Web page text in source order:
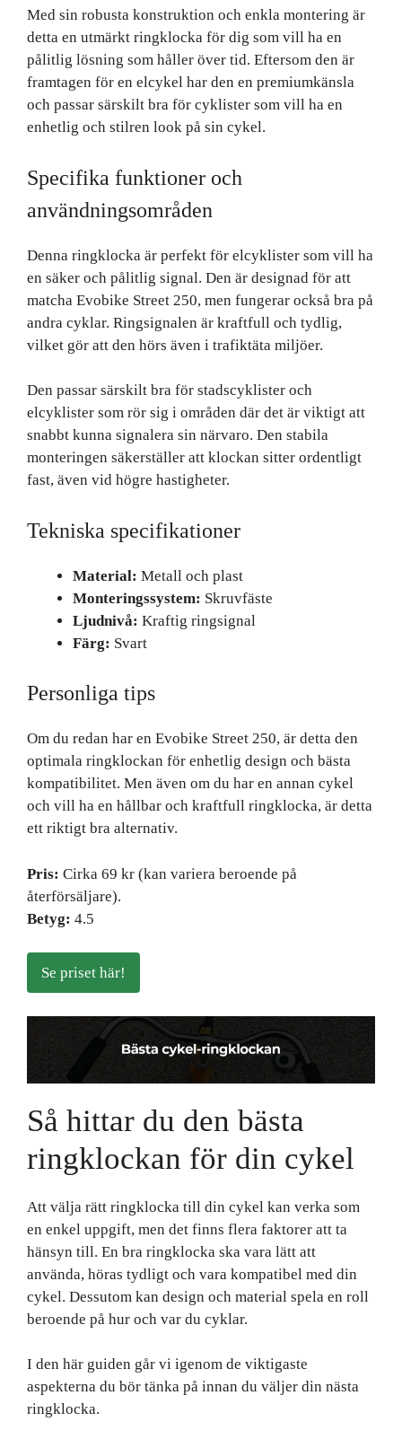
Med sin robusta konstruktion och enkla montering är
detta en utmärkt ringklocka för dig som vill ha en
pålitlig lösning som håller över tid. Eftersom den är
framtagen för en elcykel har den en premiumkänsla
och passar särskilt bra för cyklister som vill ha en
enhetlig och stilren look på sin cykel.
Specifika funktioner och
användningsområden
Denna ringklocka är perfekt för elcyklister som vill ha
en säker och pålitlig signal. Den är designad för att
matcha Evobike Street 250, men fungerar också bra på
andra cyklar. Ringsignalen är kraftfull och tydlig,
vilket gör att den hörs även i trafiktäta miljöer.
Den passar särskilt bra för stadscyklister och
elcyklister som rör sig i områden där det är viktigt att
snabbt kunna signalera sin närvaro. Den stabila
monteringen säkerställer att klockan sitter ordentligt
fast, även vid högre hastigheter.
Tekniska specifikationer
Material: Metall och plast
Monteringssystem: Skruvfäste
Ljudnivå: Kraftig ringsignal
Färg: Svart
Personliga tips
Om du redan har en Evobike Street 250, är detta den
optimala ringklockan för enhetlig design och bästa
kompatibilitet. Men även om du har en annan cykel
och vill ha en hållbar och kraftfull ringklocka, är detta
ett riktigt bra alternativ.
Pris: Cirka 69 kr (kan variera beroende på
återförsäljare).
Betyg: 4.5
Se priset här!
Så hittar du den bästa
ringklockan för din cykel
Att välja rätt ringklocka till din cykel kan verka som
en enkel uppgift, men det finns flera faktorer att ta
hänsyn till. En bra ringklocka ska vara lätt att
använda, höras tydligt och vara kompatibel med din
cykel. Dessutom kan design och material spela en roll
beroende på hur och var du cyklar.
I den här guiden går vi igenom de viktigaste
aspekterna du bör tänka på innan du väljer din nästa
ringklocka.